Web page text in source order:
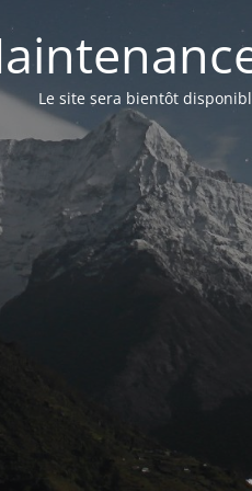
Le site sera bientôt